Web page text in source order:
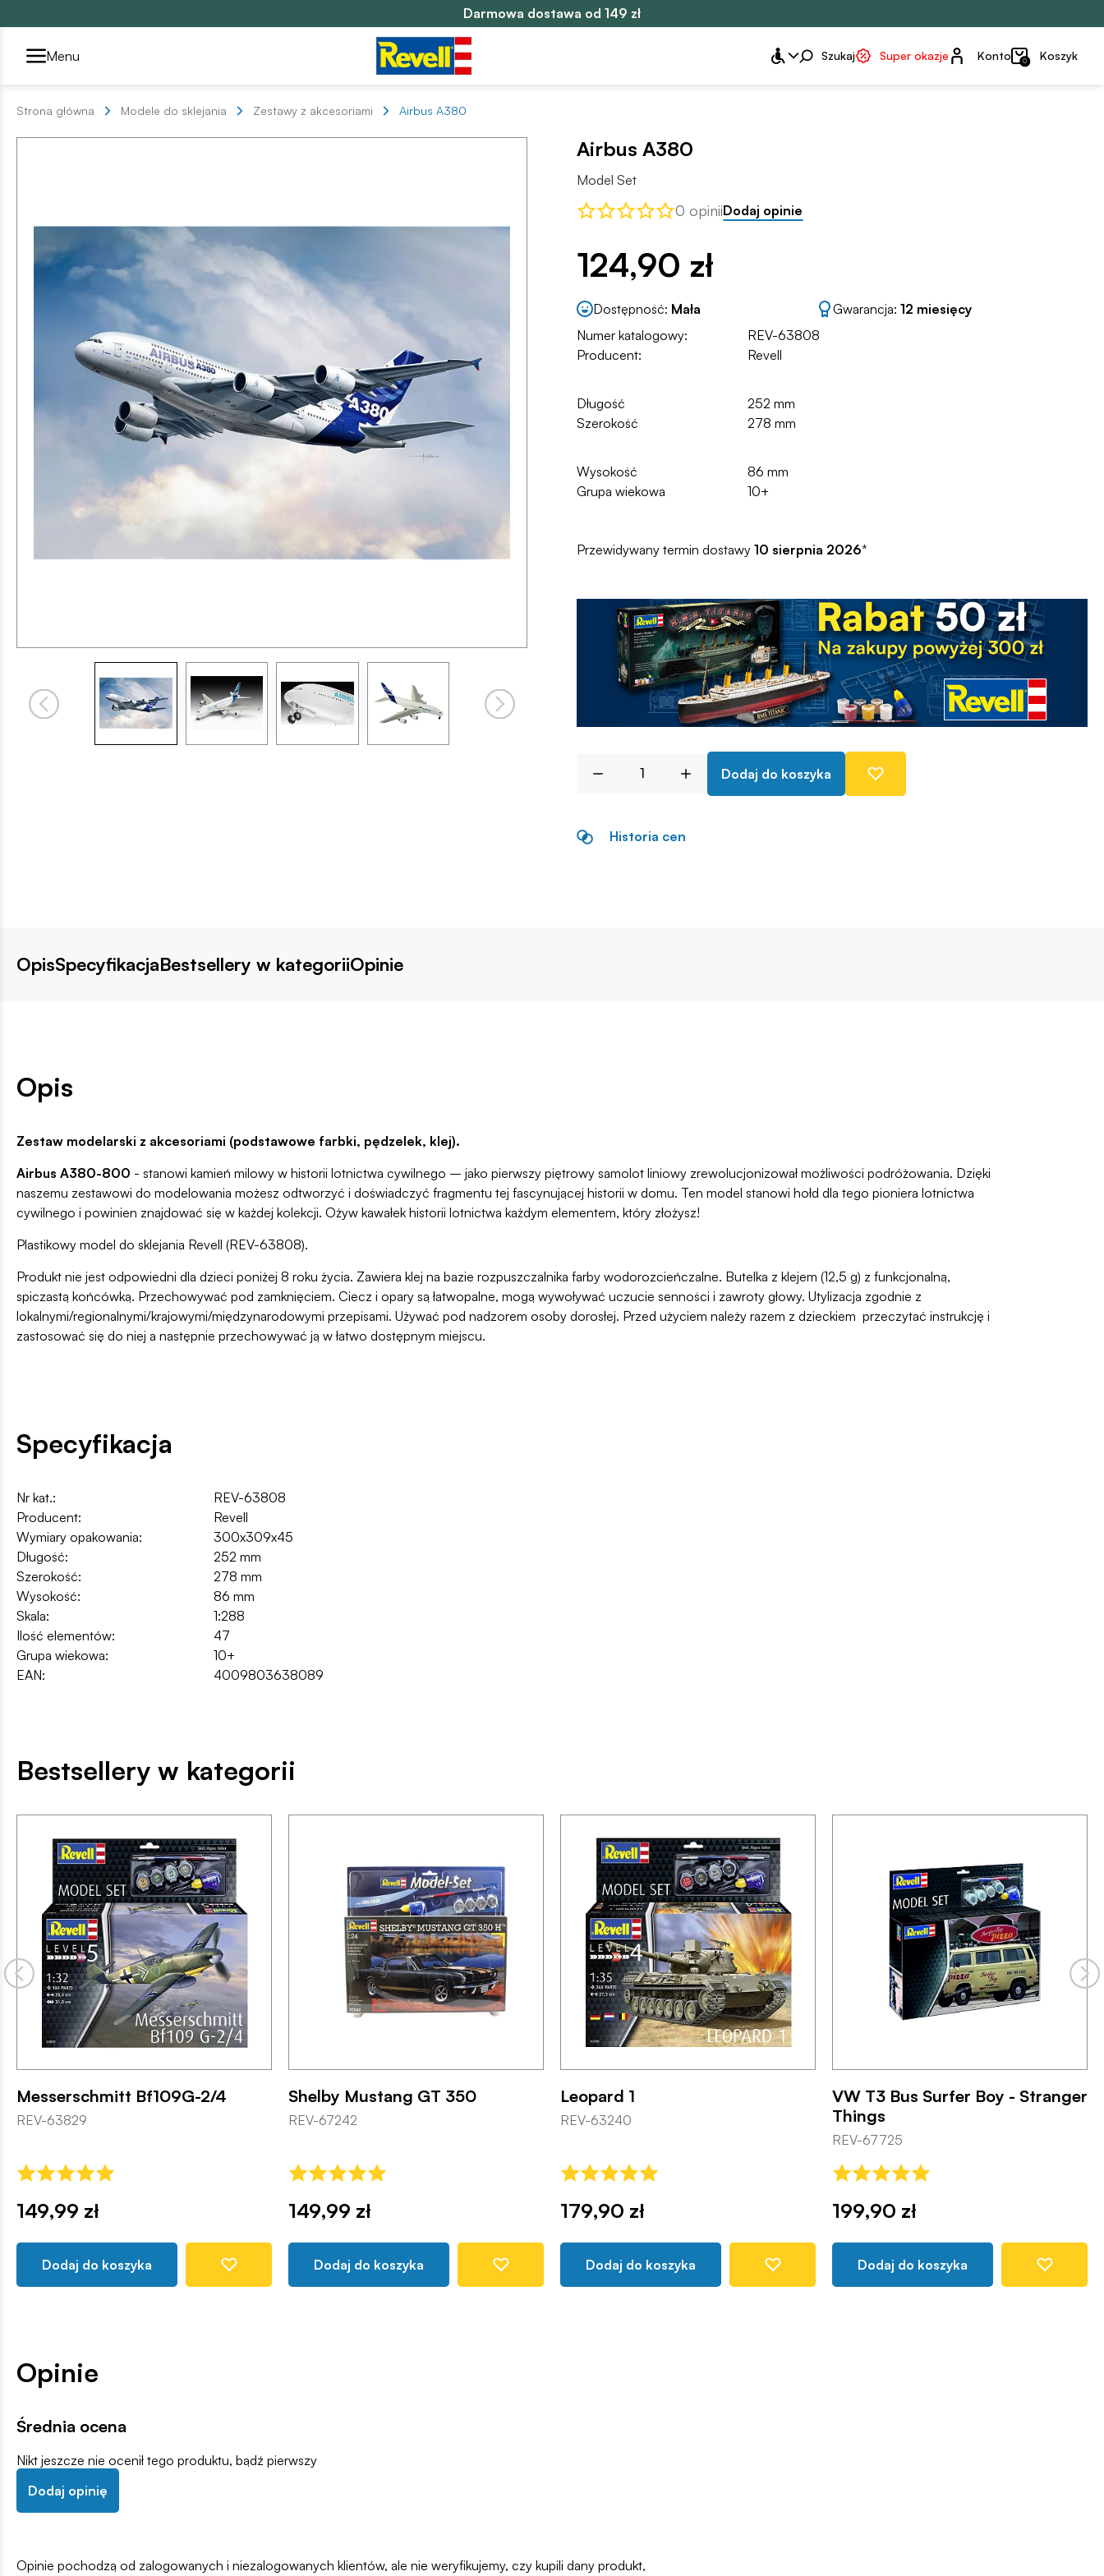
Darmowa dostawa od 149 zł
Przełącznik segmentów2
Menu Szukaj Super okazje Konto
Konto 0 Koszyk
Strona główna Modele do sklejania Zestawy z akcesoriami Airbus A380
Airbus A380
Model Set
0 opiniiDodaj opinie
124,90 zł
Dostępność: Mała Gwarancja: 12 miesięcy
Numer katalogowy:
REV-63808
Producent:
Revell
Długość
252 mm
Szerokość
278 mm
Wysokość
86 mm
Grupa wiekowa
10+
Przewidywany termin dostawy 10 sierpnia 2026*
Dodaj do koszyka
Historia cen
OpisSpecyfikacjaBestsellery w kategoriiOpinie
Opis
Zestaw modelarski z akcesoriami (podstawowe farbki, pędzelek, klej).
Airbus A380-800 - stanowi kamień milowy w historii lotnictwa cywilnego – jako pierwszy piętrowy samolot liniowy zrewolucjonizował możliwości podróżowania. Dzięki
naszemu zestawowi do modelowania możesz odtworzyć i doświadczyć fragmentu tej fascynującej historii w domu. Ten model stanowi hołd dla tego pioniera lotnictwa
cywilnego i powinien znajdować się w każdej kolekcji. Ożyw kawałek historii lotnictwa każdym elementem, który złożysz!
Plastikowy model do sklejania Revell (REV-63808).
Produkt nie jest odpowiedni dla dzieci poniżej 8 roku życia. Zawiera klej na bazie rozpuszczalnika farby wodorozcieńczalne. Butelka z klejem (12,5 g) z funkcjonalną,
spiczastą końcówką. Przechowywać pod zamknięciem. Ciecz i opary są łatwopalne, mogą wywoływać uczucie senności i zawroty głowy. Utylizacja zgodnie z
lokalnymi/regionalnymi/krajowymi/międzynarodowymi przepisami. Używać pod nadzorem osoby dorosłej. Przed użyciem należy razem z dzieckiem przeczytać instrukcję i
zastosować się do niej a następnie przechowywać ją w łatwo dostępnym miejscu.
Specyfikacja
Nr kat.:
REV-63808
Producent:
Revell
Wymiary opakowania:
300x309x45
Długość:
252 mm
Szerokość:
278 mm
Wysokość:
86 mm
Skala:
1:288
Ilość elementów:
47
Grupa wiekowa:
10+
EAN:
4009803638089
Bestsellery w kategorii
Messerschmitt Bf109G-2/4
REV-63829
149,99 zł
Dodaj do koszyka
Shelby Mustang GT 350
REV-67242
149,99 zł
Dodaj do koszyka
Leopard 1
REV-63240
179,90 zł
Dodaj do koszyka
VW T3 Bus Surfer Boy - Stranger
Things
REV-67725
199,90 zł
Dodaj do koszyka
Opinie
Średnia ocena
Nikt jeszcze nie ocenił tego produktu, bądź pierwszy
Dodaj opinię
Opinie pochodzą od zalogowanych i niezalogowanych klientów, ale nie weryfikujemy, czy kupili dany produkt,